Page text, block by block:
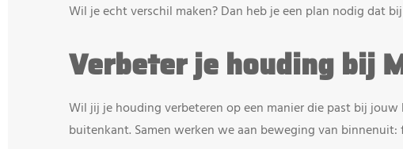
Wil je echt verschil maken? Dan heb je een plan nodig dat
Verbeter je houding bij
Wil jij je houding verbeteren op een manier die past bij
buitenkant. Samen werken we aan beweging van